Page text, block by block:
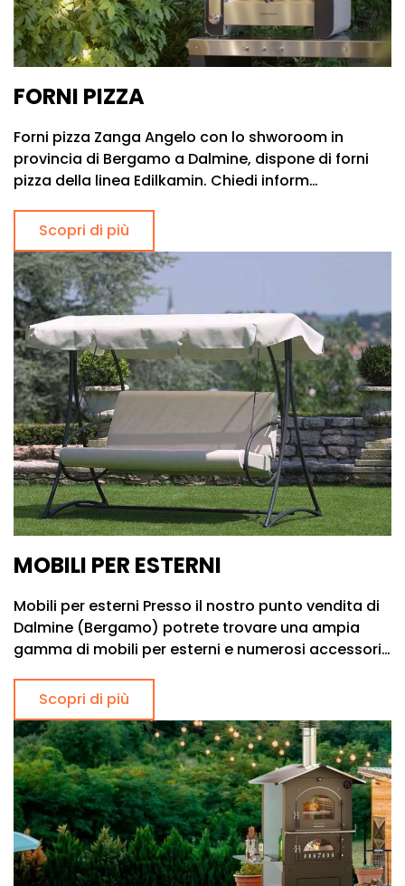
FORNI PIZZA
Forni pizza Zanga Angelo con lo shworoom in
provincia di Bergamo a Dalmine, dispone di forni
pizza della linea Edilkamin. Chiedi inform…
Scopri di più
MOBILI PER ESTERNI
Mobili per esterni Presso il nostro punto vendita di
Dalmine (Bergamo) potrete trovare una ampia
gamma di mobili per esterni e numerosi accessori…
Scopri di più